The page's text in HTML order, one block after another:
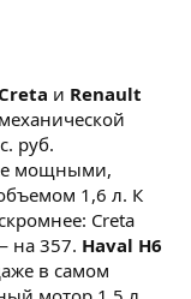
и Renault
руб.
мощными,
1,6 л. К
Creta
на 357. Haval H6
в самом